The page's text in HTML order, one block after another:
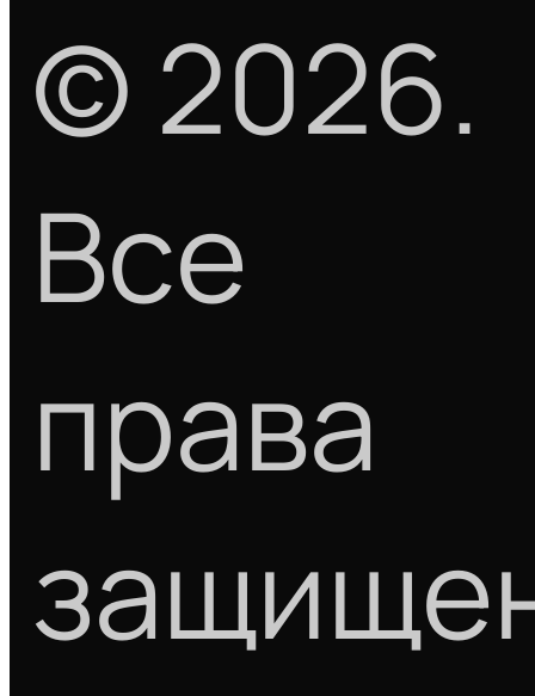
© 2026.
Все
права